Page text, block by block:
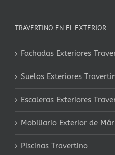
TRAVERTINO EN EL EXTERIOR
Fachadas Exteriores
Suelos Exteriores
Escaleras Exteriores
Mobiliario Exterior de
Piscinas Travertino